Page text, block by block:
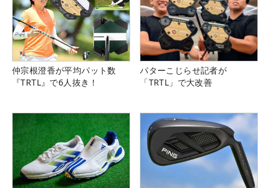
仲宗根澄香が平均パット数
『TRTL』で6人抜き！
パターこじらせ記者が
「TRTL」で大改善